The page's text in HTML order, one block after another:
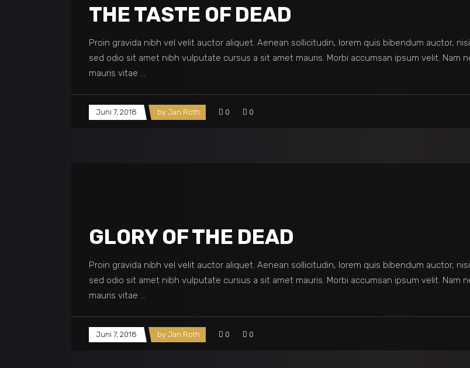
THE TASTE OF DEAD
Proin gravida nibh vel velit auctor aliquet. Aenean sollicitudin, lorem quis bibendum auctor,
sed odio sit amet nibh vulputate cursus a sit amet mauris. Morbi accumsan ipsum velit. Nam
mauris vitae
Juni 7, 2018 by Jan Roth 0 0
GLORY OF THE DEAD
Proin gravida nibh vel velit auctor aliquet. Aenean sollicitudin, lorem quis bibendum auctor,
sed odio sit amet nibh vulputate cursus a sit amet mauris. Morbi accumsan ipsum velit. Nam
mauris vitae
Juni 7, 2018 by Jan Roth 0 0